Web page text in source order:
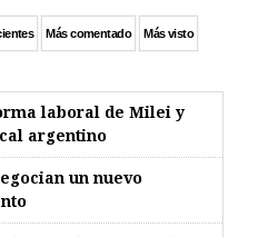
Más comentado Más visto
laboral de Milei y
argentino
un nuevo